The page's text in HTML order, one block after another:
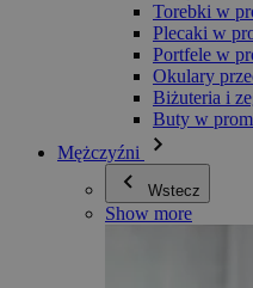
Torebki w
Plecaki w
Portfele w
Okulary
Biżuteria i
Buty w
Mężczyźni
Wstecz
Show more